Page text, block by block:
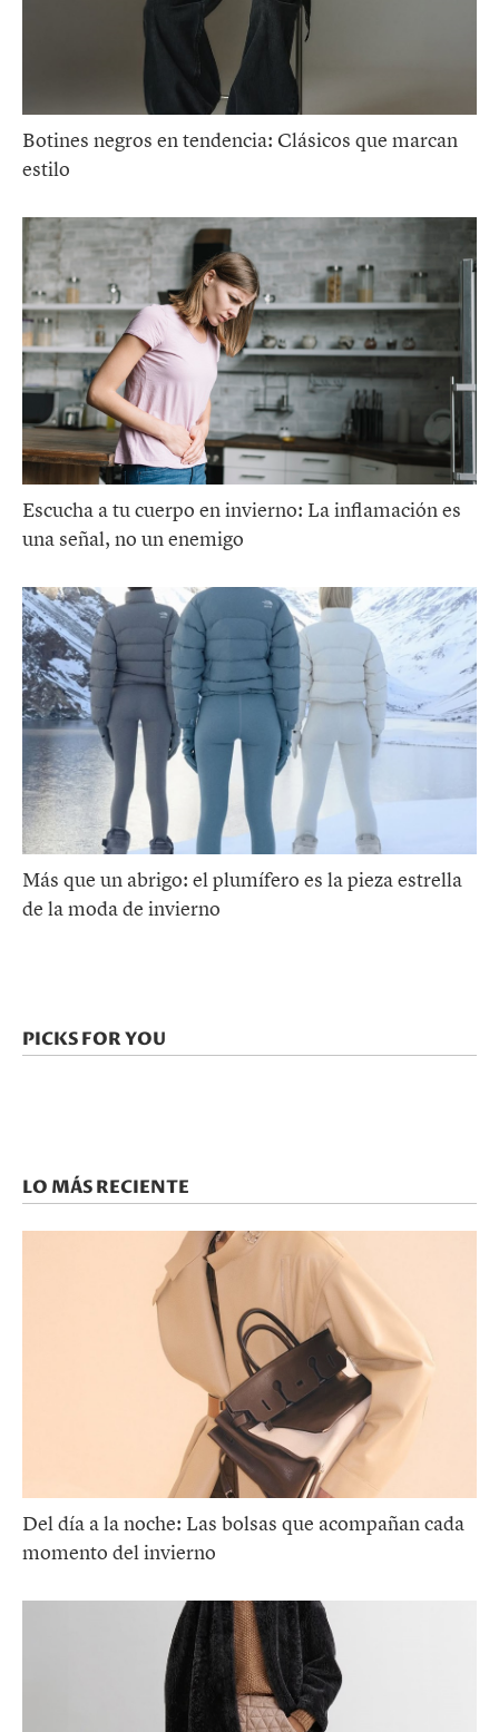
Botines negros en tendencia: Clásicos que marcan
estilo
Escucha a tu cuerpo en invierno: La inflamación es
una señal, no un enemigo
Más que un abrigo: el plumífero es la pieza estrella
de la moda de invierno
PICKS FOR YOU
LO MÁS RECIENTE
Del día a la noche: Las bolsas que acompañan cada
momento del invierno